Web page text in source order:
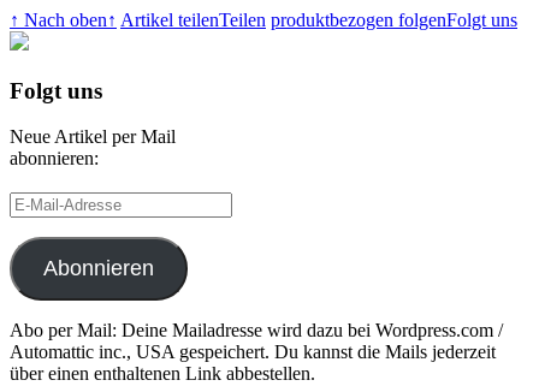
↑ Nach oben↑ Artikel teilenTeilen produktbezogen folgenFolgt uns
Folgt uns
Neue Artikel per Mail
abonnieren:
E-
Mail-
Adresse
Abonnieren
Abo per Mail: Deine Mailadresse wird dazu bei Wordpress.com /
Automattic inc., USA gespeichert. Du kannst die Mails jederzeit
über einen enthaltenen Link abbestellen.